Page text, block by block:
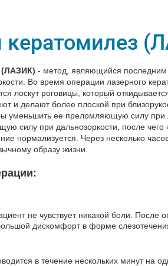
(ЛАЗИК) - метод, являющийся последним
Во время операции лазерного
лоскут роговицы, который
и делают более плоской при
уменьшить ее преломляющую силу при
силу при дальнозоркости, после
нормализуется. Через несколько
образу жизни.
не чувствует никакой боли. После
дискомфорт в форме
в течение нескольких минут на